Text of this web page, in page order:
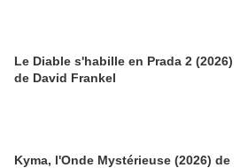
Le Diable s'habille en Prada 2 (2026)
de David Frankel
Kyma, l'Onde Mystérieuse (2026) de